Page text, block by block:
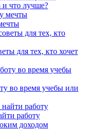
и что лучше?
для тех, кто хочет
во время учебы или
работу